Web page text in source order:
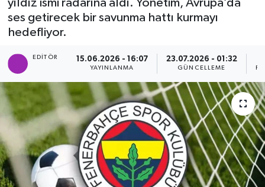
yıldız ismi radarına aldı. Yönetim, Avrupa’da
ses getirecek bir savunma hattı kurmayı
hedefliyor.
EDITÖR 15.06.2026 - 16:07
YAYINLANMA
23.07.2026 - 01:32
GÜNCELLEME